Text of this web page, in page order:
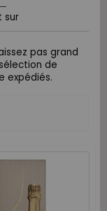
sur
pas grand
de
expédiés.